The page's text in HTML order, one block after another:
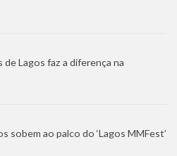
Lagos faz a diferença na
sobem ao palco do ‘Lagos MMFest’